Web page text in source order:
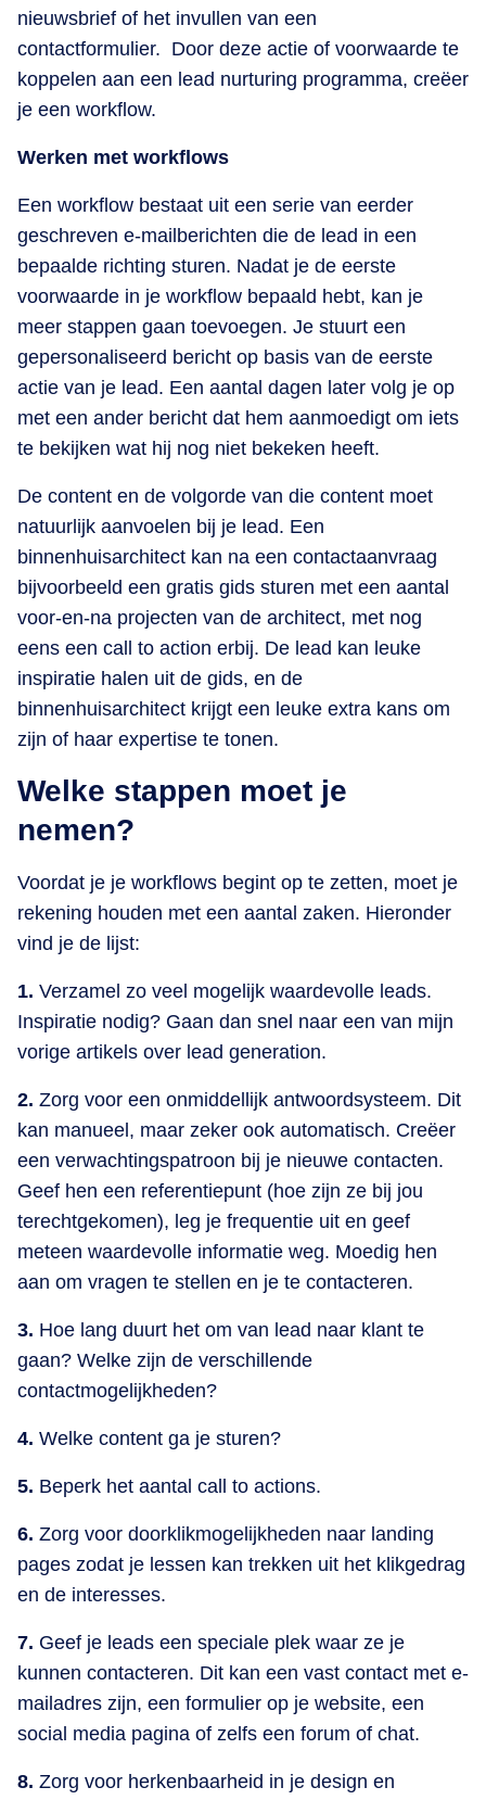
nieuwsbrief of het invullen van een
contactformulier. Door deze actie of voorwaarde te
koppelen aan een lead nurturing programma, creëer
je een workflow.
Werken met workflows
Een workflow bestaat uit een serie van eerder
geschreven e-mailberichten die de lead in een
bepaalde richting sturen. Nadat je de eerste
voorwaarde in je workflow bepaald hebt, kan je
meer stappen gaan toevoegen. Je stuurt een
gepersonaliseerd bericht op basis van de eerste
actie van je lead. Een aantal dagen later volg je op
met een ander bericht dat hem aanmoedigt om iets
te bekijken wat hij nog niet bekeken heeft.
De content en de volgorde van die content moet
natuurlijk aanvoelen bij je lead. Een
binnenhuisarchitect kan na een contactaanvraag
bijvoorbeeld een gratis gids sturen met een aantal
voor-en-na projecten van de architect, met nog
eens een call to action erbij. De lead kan leuke
inspiratie halen uit de gids, en de
binnenhuisarchitect krijgt een leuke extra kans om
zijn of haar expertise te tonen.
Welke stappen moet je
nemen?
Voordat je je workflows begint op te zetten, moet je
rekening houden met een aantal zaken. Hieronder
vind je de lijst:
1. Verzamel zo veel mogelijk waardevolle leads.
Inspiratie nodig? Gaan dan snel naar een van mijn
vorige artikels over lead generation.
2. Zorg voor een onmiddellijk antwoordsysteem. Dit
kan manueel, maar zeker ook automatisch. Creëer
een verwachtingspatroon bij je nieuwe contacten.
Geef hen een referentiepunt (hoe zijn ze bij jou
terechtgekomen), leg je frequentie uit en geef
meteen waardevolle informatie weg. Moedig hen
aan om vragen te stellen en je te contacteren.
3. Hoe lang duurt het om van lead naar klant te
gaan? Welke zijn de verschillende
contactmogelijkheden?
4. Welke content ga je sturen?
5. Beperk het aantal call to actions.
6. Zorg voor doorklikmogelijkheden naar landing
pages zodat je lessen kan trekken uit het klikgedrag
en de interesses.
7. Geef je leads een speciale plek waar ze je
kunnen contacteren. Dit kan een vast contact met e-
mailadres zijn, een formulier op je website, een
social media pagina of zelfs een forum of chat.
8. Zorg voor herkenbaarheid in je design en